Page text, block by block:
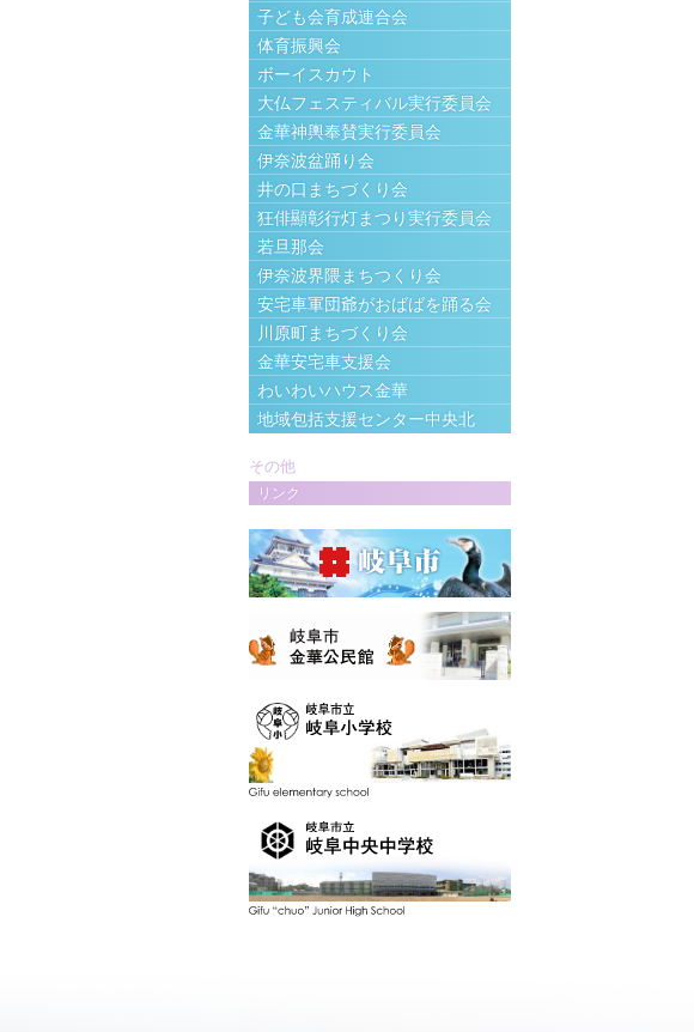
子ども会育成連合会
体育振興会
ボーイスカウト
大仏フェスティバル実行委員会
金華神輿奉賛実行委員会
伊奈波盆踊り会
井の口まちづくり会
狂俳顯彰行灯まつり実行委員会
若旦那会
伊奈波界隈まちつくり会
安宅車軍団爺がおばばを踊る会
川原町まちづくり会
金華安宅車支援会
わいわいハウス金華
地域包括支援センター中央北
その他
リンク